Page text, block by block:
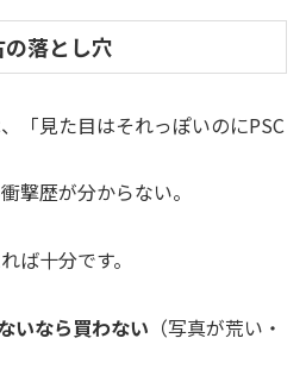
落とし穴
「見た目はそれっぽいのにPSC
撃歴が分からない。
ば十分です。
いなら買わない （写真が荒い・